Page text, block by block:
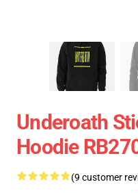
Underoath
Hoodie
(9 customer